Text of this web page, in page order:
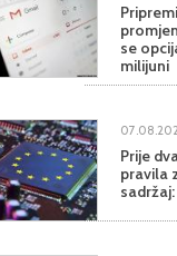
se
milijuni
Prije
pravila